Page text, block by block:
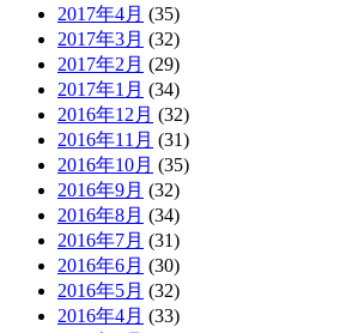
2017年4月 (35)
2017年3月 (32)
2017年2月 (29)
2017年1月 (34)
2016年12月 (32)
2016年11月 (31)
2016年10月 (35)
2016年9月 (32)
2016年8月 (34)
2016年7月 (31)
2016年6月 (30)
2016年5月 (32)
2016年4月 (33)